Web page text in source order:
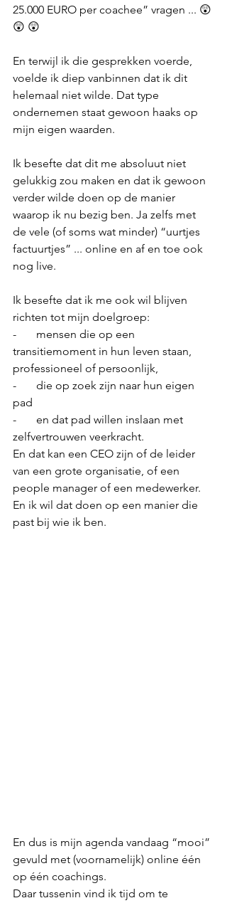
25.000 EURO per coachee” vragen ... 😲
😲 😲
En terwijl ik die gesprekken voerde,
voelde ik diep vanbinnen dat ik dit
helemaal niet wilde. Dat type
ondernemen staat gewoon haaks op
mijn eigen waarden.
Ik besefte dat dit me absoluut niet
gelukkig zou maken en dat ik gewoon
verder wilde doen op de manier
waarop ik nu bezig ben. Ja zelfs met
de vele (of soms wat minder) “uurtjes
factuurtjes” ... online en af en toe ook
nog live.
Ik besefte dat ik me ook wil blijven
richten tot mijn doelgroep:
-       mensen die op een
transitiemoment in hun leven staan,
professioneel of persoonlijk,
-       die op zoek zijn naar hun eigen
pad
-       en dat pad willen inslaan met
zelfvertrouwen veerkracht.
En dat kan een CEO zijn of de leider
van een grote organisatie, of een
people manager of een medewerker.
En ik wil dat doen op een manier die
past bij wie ik ben.
En dus is mijn agenda vandaag “mooi”
gevuld met (voornamelijk) online één
op één coachings.
Daar tussenin vind ik tijd om te